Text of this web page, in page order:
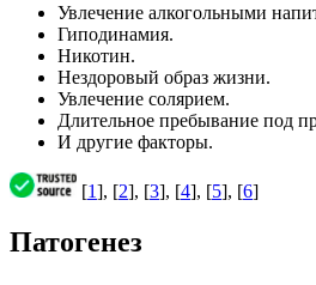
Увлечение алкогольными
Гиподинамия.
Никотин.
Нездоровый образ жизни.
Увлечение солярием.
Длительное пребывание под
И другие факторы.
[1], [2], [3], [4], [5], [6]
Патогенез